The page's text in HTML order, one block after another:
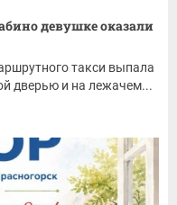
девушке оказали
такси выпала
дверью и на лежачем...